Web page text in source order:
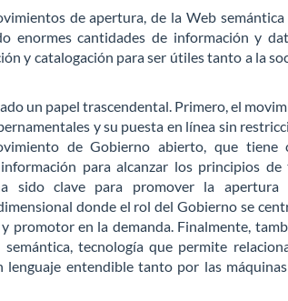
de apertura, de la Web semántica
enormes cantidades de información y
y catalogación para ser útiles tanto a la
un papel trascendental. Primero, el
y su puesta en línea sin
de Gobierno abierto, que tiene
para alcanzar los principios de
sido clave para promover la
donde el rol del Gobierno se
promotor en la demanda. Finalmente,
tecnología que permite
entendible tanto por las